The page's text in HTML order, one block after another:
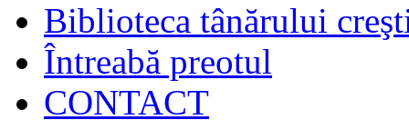
Biblioteca tânărului
Întreabă preotul
CONTACT